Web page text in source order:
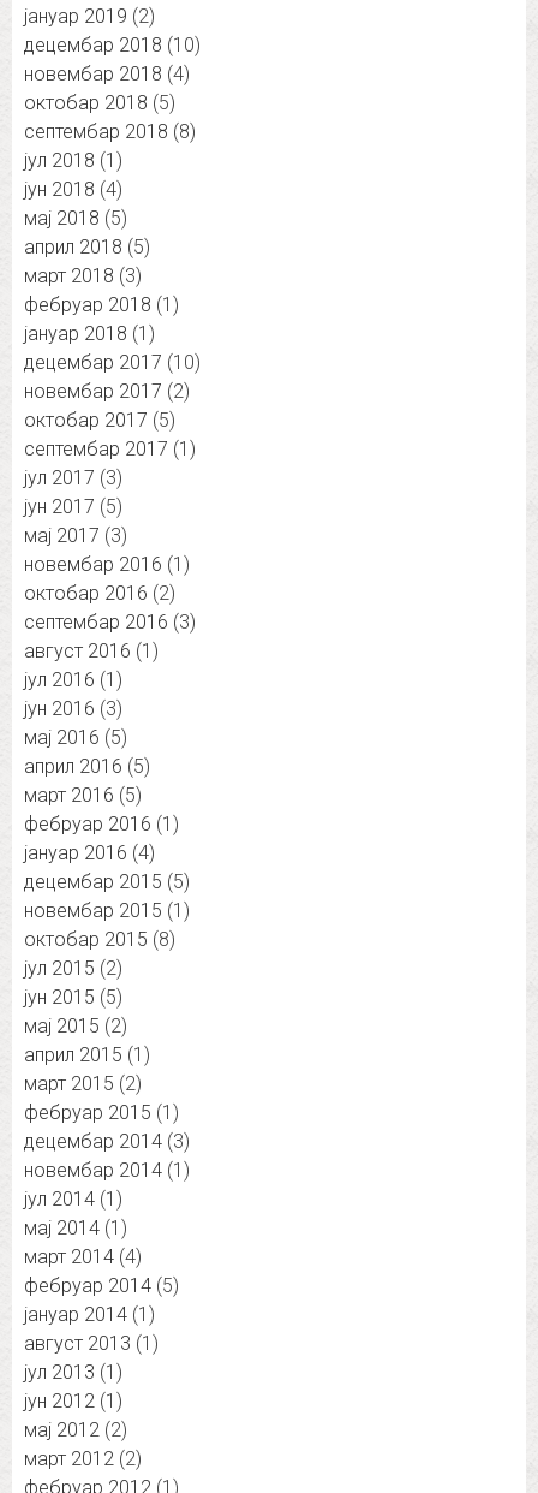
јануар 2019 (2)
децембар 2018 (10)
новембар 2018 (4)
октобар 2018 (5)
септембар 2018 (8)
јул 2018 (1)
јун 2018 (4)
мај 2018 (5)
април 2018 (5)
март 2018 (3)
фебруар 2018 (1)
јануар 2018 (1)
децембар 2017 (10)
новембар 2017 (2)
октобар 2017 (5)
септембар 2017 (1)
јул 2017 (3)
јун 2017 (5)
мај 2017 (3)
новембар 2016 (1)
октобар 2016 (2)
септембар 2016 (3)
август 2016 (1)
јул 2016 (1)
јун 2016 (3)
мај 2016 (5)
април 2016 (5)
март 2016 (5)
фебруар 2016 (1)
јануар 2016 (4)
децембар 2015 (5)
новембар 2015 (1)
октобар 2015 (8)
јул 2015 (2)
јун 2015 (5)
мај 2015 (2)
април 2015 (1)
март 2015 (2)
фебруар 2015 (1)
децембар 2014 (3)
новембар 2014 (1)
јул 2014 (1)
мај 2014 (1)
март 2014 (4)
фебруар 2014 (5)
јануар 2014 (1)
август 2013 (1)
јул 2013 (1)
јун 2012 (1)
мај 2012 (2)
март 2012 (2)
фебруар 2012 (1)